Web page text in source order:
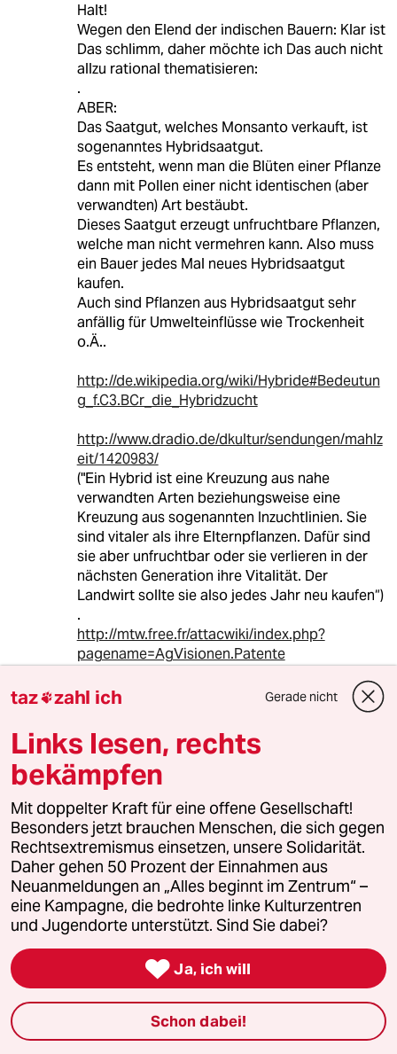
Halt!
Wegen den Elend der indischen Bauern: Klar ist
Das schlimm, daher möchte ich Das auch nicht
allzu rational thematisieren:
.
ABER:
Das Saatgut, welches Monsanto verkauft, ist
sogenanntes Hybridsaatgut.
Es entsteht, wenn man die Blüten einer Pflanze
dann mit Pollen einer nicht identischen (aber
verwandten) Art bestäubt.
Dieses Saatgut erzeugt unfruchtbare Pflanzen,
welche man nicht vermehren kann. Also muss
ein Bauer jedes Mal neues Hybridsaatgut
kaufen.
Auch sind Pflanzen aus Hybridsaatgut sehr
anfällig für Umwelteinflüsse wie Trockenheit
o.Ä..
http://de.wikipedia.org/wiki/Hybride#Bedeutun
g_f.C3.BCr_die_Hybridzucht
http://www.dradio.de/dkultur/sendungen/mahlz
eit/1420983/
("Ein Hybrid ist eine Kreuzung aus nahe
verwandten Arten beziehungsweise eine
Kreuzung aus sogenannten Inzuchtlinien. Sie
sind vitaler als ihre Elternpflanzen. Dafür sind
sie aber unfruchtbar oder sie verlieren in der
nächsten Generation ihre Vitalität. Der
Landwirt sollte sie also jedes Jahr neu kaufen“)
.
http://mtw.free.fr/attacwiki/index.php?
pagename=AgVisionen.Patente
Allerdings hat Monsanto das Genom einiger
gentechnisch verändert. (Also: Hybridpflanzen,
welche ZUSÄTZLICH genetisch verändert sind!)
.
Daher muss man mal ganz provokant sagen:
Dass die GV-Baumwllpflanzen gelegentlich (!)
versagt haben, lag eher am Hybrid-Charakter
der Pflanzen, weniger an der Genmanipulation!
Denn Hybridpflanzen sind sowohl unfruchtbar,
als auch empfindlich gegen Umwelteinflüsse.
.
Achtung!!!!
Setzt "Gentechnik" NICHT mit "Hybridsaatgut"
gleich!!!
.
Aber wie oben bereits angedeutet:
Hybridsaatgut wird auch im BIO-Anbau
taz zahl ich Gerade nicht
Links lesen, rechts
bekämpfen
Mit doppelter Kraft für eine offene Gesellschaft!
Besonders jetzt brauchen Menschen, die sich gegen
Rechtsextremismus einsetzen, unsere Solidarität.
Daher gehen 50 Prozent der Einnahmen aus
Neuanmeldungen an „Alles beginnt im Zentrum“ –
eine Kampagne, die bedrohte linke Kulturzentren
und Jugendorte unterstützt. Sind Sie dabei?
 Ja, ich will
Schon dabei!